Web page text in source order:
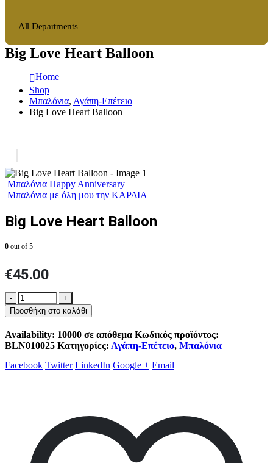
All Departments
Big Love Heart Balloon
Home
Shop
Μπαλόνια, Αγάπη-Επέτειο
Big Love Heart Balloon
Μπαλόνια Happy Anniversary
Μπαλόνια με όλη μου την ΚΑΡΔΙΑ
Big Love Heart Balloon
0 out of 5
€45.00
-
+
Προσθήκη στο καλάθι
Availability: 10000 σε απόθεμα Κωδικός προϊόντος:
BLN010025 Κατηγορίες: Αγάπη-Επέτειο, Μπαλόνια
Facebook Twitter LinkedIn Google + Email